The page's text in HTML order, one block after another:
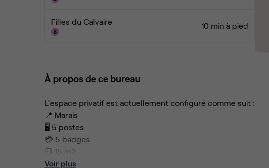
Filles du Calvaire
10 min à pied
À propos de ce bureau
L'espace privatif est actuellement configuré comme suit :
📍 Marais
🖥️ 5 postes
💳 5 badges
🔳 15 m2
🧷 1er étage avec ascenseur
Voir plus